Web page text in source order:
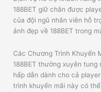
188BET giữ chân được
của đội ngũ nhân viên hỗ
ảnh đẹp về 188BET trong
Các Chương Trình Khuyến
188BET thường xuyên
hấp dẫn dành cho cả
trình khuyến mãi này có